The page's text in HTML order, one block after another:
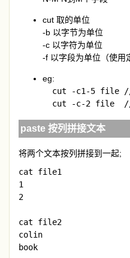
cut 取的单位
-b 以字节为单位
-c 以字符为单位
-f 以字段为单位（使用
eg:
cut -c1-5 file
cut -c-2 file
paste 按列拼接文本
将两个文本按列拼接到一起;
cat file1
1
2
cat file2
colin
book